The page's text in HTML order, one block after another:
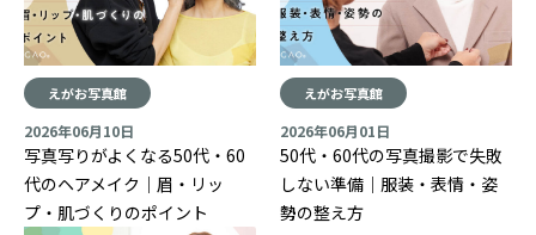
えがお写真館
2026年06月10日
写真写りがよくなる50代・60
代のヘアメイク｜眉・リッ
プ・肌づくりのポイント
えがお写真館
2026年06月01日
50代・60代の写真撮影で失敗
しない準備｜服装・表情・姿
勢の整え方